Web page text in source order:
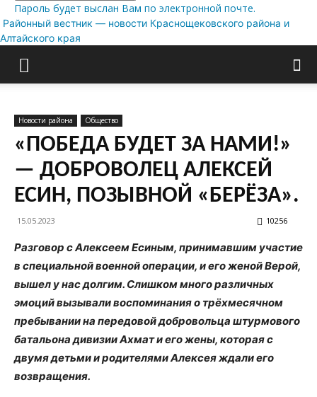
Пароль будет выслан Вам по электронной почте.
Районный вестник — новости Краснощековского района и
Алтайского края
Новости района Общество
«ПОБЕДА БУДЕТ ЗА НАМИ!»
— ДОБРОВОЛЕЦ АЛЕКСЕЙ
ЕСИН, ПОЗЫВНОЙ «БЕРЁЗА».
15.05.2023 10256
Разговор с Алексеем Есиным, принимавшим участие
в специальной военной операции, и его женой Верой,
вышел у нас долгим. Слишком много различных
эмоций вызывали воспоминания о трёхмесячном
пребывании на передовой добровольца штурмового
батальона дивизии Ахмат и его жены, которая с
двумя детьми и родителями Алексея ждали его
возвращения.